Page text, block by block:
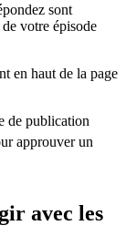
sont
votre épisode
en haut de la page
de publication
approuver un
avec les